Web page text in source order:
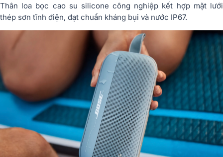
Thân loa bọc cao su silicone công nghiệp kết hợp mặt lưới
thép sơn tĩnh điện, đạt chuẩn kháng bụi và nước IP67.